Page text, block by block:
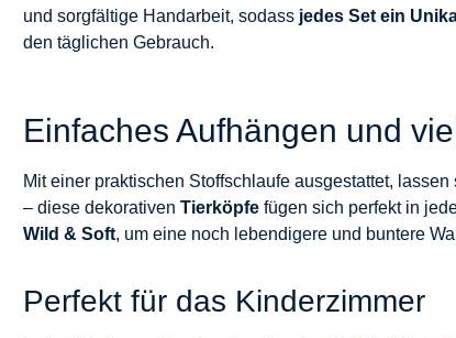
und sorgfältige Handarbeit, sodass jedes Set ein
den täglichen Gebrauch.
Einfaches Aufhängen und
Mit einer praktischen Stoffschlaufe ausgestattet, lassen
– diese dekorativen Tierköpfe fügen sich perfekt in
Wild & Soft, um eine noch lebendigere und buntere
Perfekt für das Kinderzimmer